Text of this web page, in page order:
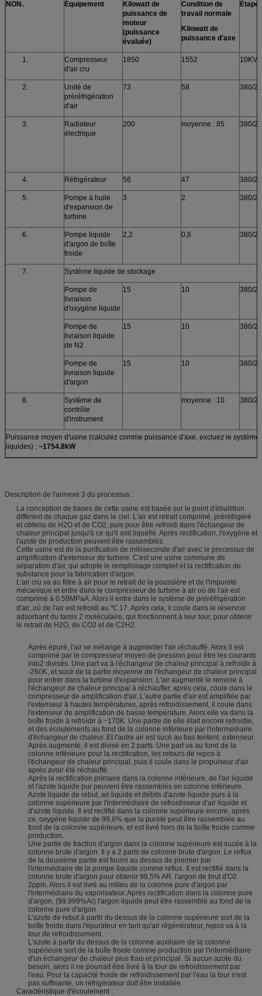
NON. Équipement
Kilowatt de
puissance de
moteur
(puissance
évaluée)
Condition de
travail normale
Kilowatt de
puissance d'axe
Étape
1.
Compresseur
d'air cru
1850 1552 10KV
2.
Unité de
préréfrigération
d'air
73 58 380/
3.
Radiateur
électrique
200 moyenne : 85 380/
4. Réfrigérateur 56 47 380/
5.
Pompe à huile
d'expansion de
turbine
3 2 380/
6.
Pompe liquide
d'argon de boîte
froide
2,2 0,8 380/
7. Système liquide de stockage
Pompe de
livraison
d'oxygène liquide
15 10 380/
Pompe de
livraison liquide
de N2
15 10 380/
Pompe de
livraison liquide
d'argon
15 10 380/
8.
Système de
contrôle
d'instrument
moyenne : 10 380/
Puissance moyen d'usine (calculez comme puissance d'axe, excluez le
liquides) : ~1754.8kW
Description de l'annexe 3 du processus :
La conception de bases de cette usine est basée sur le point d'ébullition
différent de chaque gaz dans le ciel. L'air est retrait comprimé, préréfrigéré
et obtenu de H2O et de CO2, puis pour être refroidi dans l'échangeur de
chaleur principal jusqu'à ce qu'il soit liquéfié. Après rectification, l'oxygène et
l'azote de production peuvent être rassemblés.
Cette usine est de la purification de milliseconde d'air avec le processus de
amplification d'extenseur de turbine. C'est une usine commune de
séparation d'air, qui adopte le remplissage complet et la rectification de
substance pour la fabrication d'argon.
L'air cru va au filtre à air pour le retrait de la poussière et de l'impureté
mécanique et entre dans le compresseur de turbine à air où de l'air est
comprimé à 0.59MPaA. Alors il entre dans le système de préréfrigération
d'air, où de l'air est refroidi au ℃ 17. Après cela, il coule dans le réservoir
adsorbant du tamis 2 moléculaire, qui fonctionnent à leur tour, pour obtenir
le retrait de H2O, de CO2 et de C2H2.
Après épuré, l'air se mélange à augmenter l'air réchauffé. Alors il est
comprimé par le compresseur moyen de pression pour être les courants
into2 divisés. Une part va à l'échangeur de chaleur principal à refroidir à
-260K, et sucé de la partie moyenne de l'échangeur de chaleur principal
pour entrer dans la turbine d'expansion. L'air augmenté le renvoie à
l'échangeur de chaleur principal à réchauffer, après cela, coule dans le
compresseur de amplification d'air. L'autre partie d'air est amplifiée par
l'extenseur à hautes températures, après refroidissement, il coule dans
l'extenseur de amplification de basse température. Alors elle va dans la
boîte froide à refroidir à ~170K. Une partie de elle était encore refroidie,
et des écoulements au fond de la colonne inférieure par l'intermédiaire
d'échangeur de chaleur. Et l'autre air est sucé au bas tentent. extenseur.
Après augmenté, il est divisé en 2 parts. Une part va au fond de la
colonne inférieure pour la rectification, les retours de repos à
l'échangeur de chaleur principal, puis il coule dans le propulseur d'air
après avoir été réchauffé.
Après la rectification primaire dans la colonne inférieure, de l'air liquide
et l'azote liquide pur peuvent être rassemblés en colonne inférieure.
Azote liquide de rebut, air liquide et débits d'azote liquide purs à la
colonne supérieure par l'intermédiaire de refroidisseur d'air liquide et
d'azote liquide. Il est rectifié dans la colonne supérieure encore, après
ce, oxygène liquide de 99,6% que la pureté peut être rassemblée au
fond de la colonne supérieure, et est livré hors de la boîte froide comme
production.
Une partie de fraction d'argon dans la colonne supérieure est sucée à la
colonne brute d'argon. Il y a 2 parts de colonne brute d'argon. Le reflux
de la deuxième partie est fourni au dessus de premier par
l'intermédiaire de la pompe liquide comme reflux. Il est rectifié dans la
colonne brute d'argon pour obtenir 98,5% AR. l'argon de brut d'O2
2ppm. Alors il est livré au milieu de la colonne pure d'argon par
l'intermédiaire du vaporisateur. Après rectification dans la colonne pure
d'argon, (99.999%Ar) l'argon liquide peut être rassemblé au fond de la
colonne pure d'argon.
L'azote de rebut à partir du dessus de la colonne supérieure sort de la
boîte froide dans l'épurateur en tant qu'air régénérateur, repos va à la
tour de refroidissement.
L'azote à partir du dessus de la colonne auxiliaire de la colonne
supérieure sort de la boîte froide comme production par l'intermédiaire
d'un échangeur de chaleur plus frais et principal. Si aucun azote du
besoin, alors il ne pourrait être livré à la tour de refroidissement par
l'eau. Pour la capacité froide de refroidissement par l'eau la tour n'est
pas suffisante, un réfrigérateur doit être installée.
Caractéristique d'écoulement :